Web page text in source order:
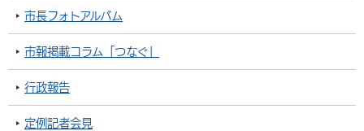
市長フォトアルバム
市報掲載コラム「つなぐ」
行政報告
定例記者会見